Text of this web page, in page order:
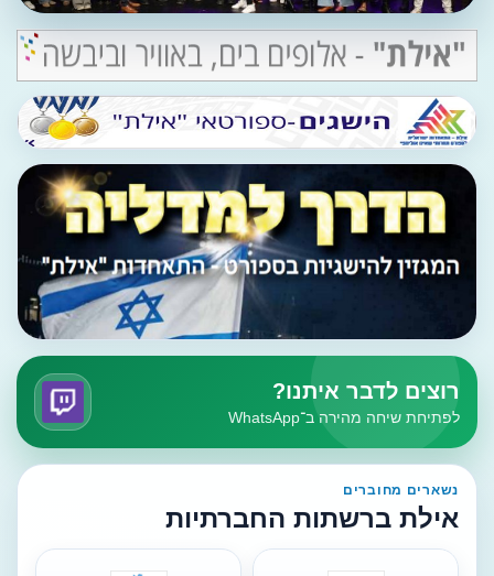
רוצים לדבר איתנו?
לפתיחת שיחה מהירה ב־WhatsApp
נשארים מחוברים
אילת ברשתות החברתיות